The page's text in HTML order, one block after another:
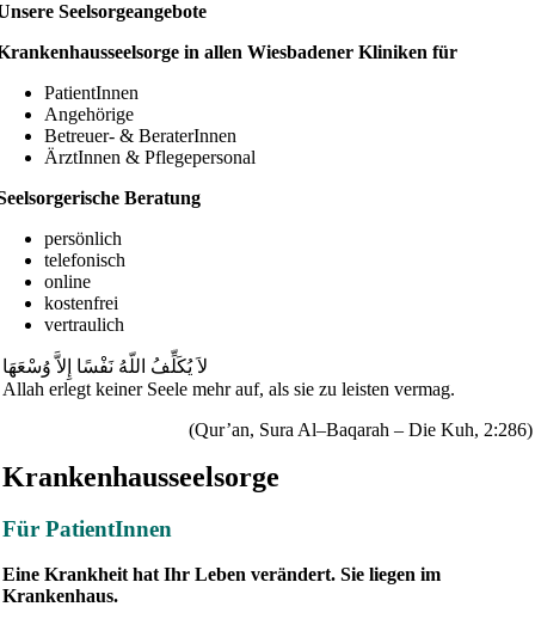
Seelsorgeangebote
in allen Wiesbadener Kliniken für
PatientInnen
Angehörige
Betreuer- & BeraterInnen
ÄrztInnen & Pflegepersonal
Beratung
persönlich
telefonisch
online
kostenfrei
vertraulich
لاَ يُكَلِّفُ اللّهُ نَفْسًا إِلاَّ وُسْعَهَا
Allah erlegt keiner Seele mehr auf, als sie zu leisten vermag.
(Qur’an, Sura Al–Baqarah – Die Kuh, 2:286)
Krankenhausseelsorge
Für PatientInnen
Eine Krankheit hat Ihr Leben verändert. Sie liegen im
Krankenhaus.